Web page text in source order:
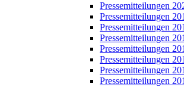
Pressemitteilungen
Pressemitteilungen
Pressemitteilungen
Pressemitteilungen
Pressemitteilungen
Pressemitteilungen
Pressemitteilungen
Pressemitteilungen